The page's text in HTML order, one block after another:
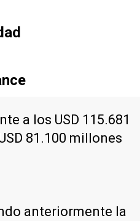
a los USD 115.681
81.100 millones
anteriormente la